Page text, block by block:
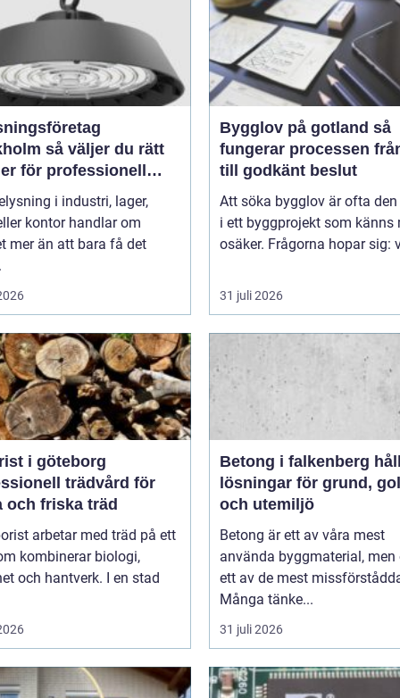
du rätt
för professionell
i industri, lager,
kontor handlar om
mer än att bara få det
Bygglov på gotland så
fungerar processen
till godkänt beslut
Att söka bygglov är ofta
i ett byggprojekt som känns
osäker. Frågorna hopar sig:
31 juli 2026
i göteborg
trädvård för
och friska träd
arbetar med träd på ett
kombinerar biologi,
och hantverk. I en stad
Betong i falkenberg hållbara
lösningar för grund,
och utemiljö
Betong är ett av våra mest
använda byggmaterial, men
ett av de mest
Många tänke...
31 juli 2026